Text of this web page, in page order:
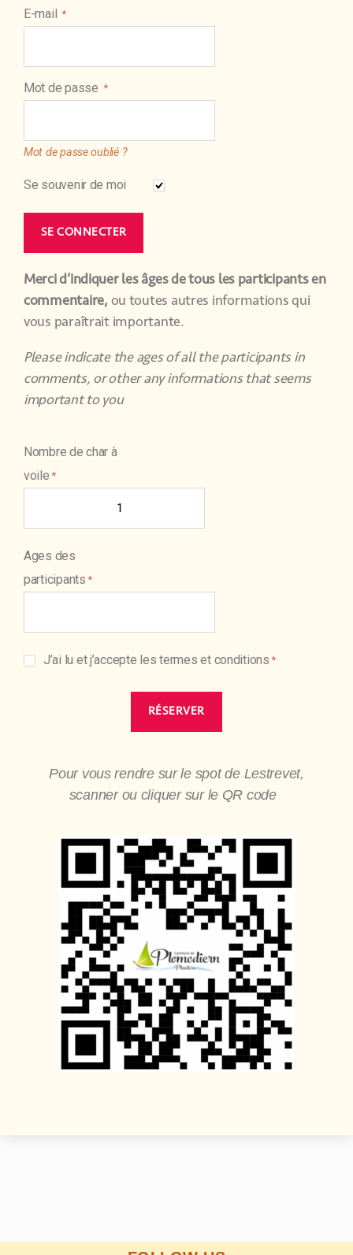
E-mail
Mot de passe
Mot de passe oublié ?
Se souvenir de moi
Merci d’indiquer les âges de tous les participants en
commentaire, ou toutes autres informations qui
vous paraîtrait importante.
Please indicate the ages of all the participants in
comments, or other any informations that seems
important to you
Nombre de char à
voile
Ages des
participants
J’ai lu et j’accepte les termes et conditions
Pour vous rendre sur le spot de Lestrevet,
scanner ou cliquer sur le QR code